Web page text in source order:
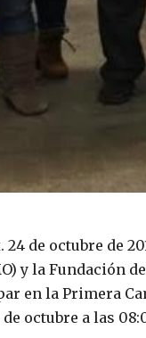
24 de octubre de
y la Fundación
en la Primera
octubre a las